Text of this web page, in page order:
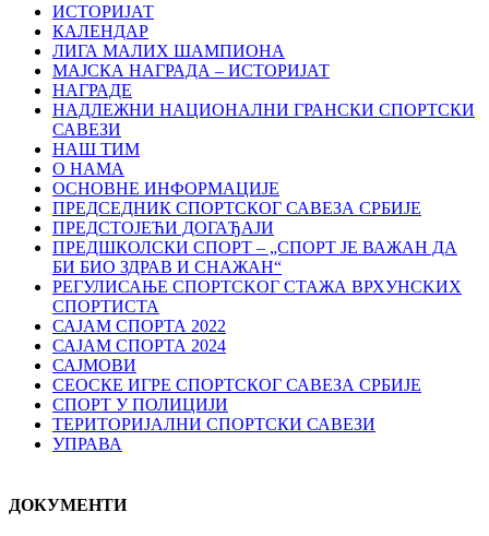
ИСТОРИЈАТ
КАЛЕНДАР
ЛИГА МАЛИХ ШАМПИОНА
МАЈСКА НАГРАДА – ИСТОРИЈАТ
НАГРАДЕ
НАДЛЕЖНИ НАЦИОНАЛНИ ГРАНСКИ СПОРТСКИ
САВЕЗИ
НАШ ТИМ
О НАМА
ОСНОВНЕ ИНФОРМАЦИЈЕ
ПРЕДСЕДНИК СПОРТСКОГ САВЕЗА СРБИЈЕ
ПРЕДСТОЈЕЋИ ДОГАЂАЈИ
ПРЕДШКОЛСКИ СПОРТ – „СПОРТ ЈЕ ВАЖАН ДА
БИ БИО ЗДРАВ И СНАЖАН“
РЕГУЛИСАЊЕ СПОРТСKОГ СТАЖА ВРХУНСKИХ
СПОРТИСТА
САЈАМ СПОРТА 2022
САЈАМ СПОРТА 2024
САЈМОВИ
СЕОСКЕ ИГРЕ СПОРТСКОГ САВЕЗА СРБИЈЕ
СПОРТ У ПОЛИЦИЈИ
ТЕРИТОРИЈАЛНИ СПОРТСКИ САВЕЗИ
УПРАВА
ДОКУМЕНТИ